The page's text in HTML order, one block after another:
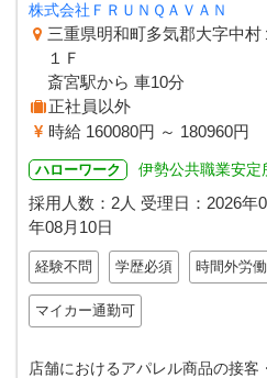
株式会社ＦＲＵＮＱＡＶＡＮ
三重県明和町多気郡大字中
１Ｆ
斎宮駅から 車10分
正社員以外
時給 160080円 ～ 180960円
ハローワーク 伊勢公共職業安定
採用人数：2人 受理日： 2026年
年08月10日
経験不問 学歴必須 時間外労
マイカー通勤可
店舗におけるアパレル商品の接